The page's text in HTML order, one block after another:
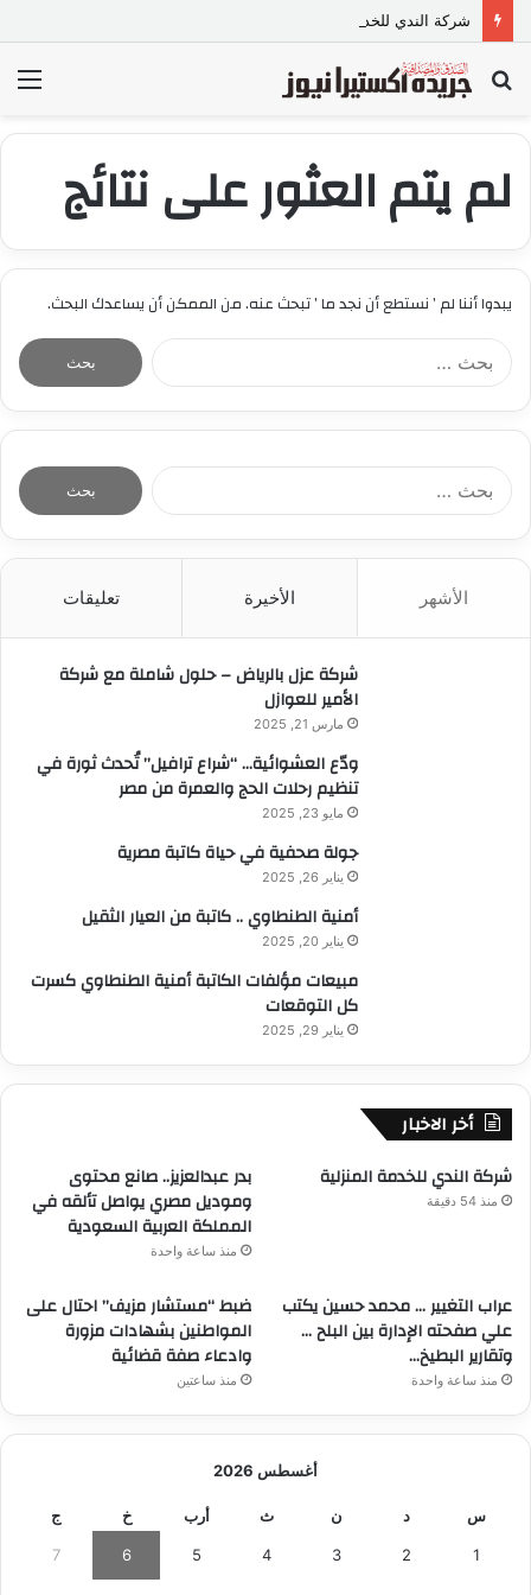
شركة الندي للخدمة المنزلية
بحث
لم يتم العثور على نتائج
يبدوا أننا لم ’ نستطع أن نجد ما ’ تبحث عنه. من الممكن أن يساعدك البحث.
ن
الأشهر الأخيرة تعليقات
شركة عزل بالرياض – حلول شاملة مع شركة
الأمير للعوازل
مارس 21, 2025
ودّع العشوائية… “شراع ترافيل” تُحدث ثورة في
تنظيم رحلات الحج والعمرة من مصر
مايو 23, 2025
جولة صحفية في حياة كاتبة مصرية
يناير 26, 2025
أمنية الطنطاوي .. كاتبة من العيار الثقيل
يناير 20, 2025
مبيعات مؤلفات الكاتبة أمنية الطنطاوي كسرت
كل التوقعات
يناير 29, 2025
أخر الاخبار
شركة الندي للخدمة المنزلية
منذ 54 دقيقة
بدر عبدالعزيز.. صانع محتوى
وموديل مصري يواصل تألقه في
المملكة العربية السعودية
منذ ساعة واحدة
عراب التغيير … محمد حسين يكتب
علي صفحته الإدارة بين البلح …
وتقارير البطيخ…
منذ ساعة واحدة
ضبط “مستشار مزيف” احتال على
المواطنين بشهادات مزورة
وادعاء صفة قضائية
منذ ساعتين
أغسطس 2026
س د ن ث أرب خ ج
1
2
3
4
5
6
7